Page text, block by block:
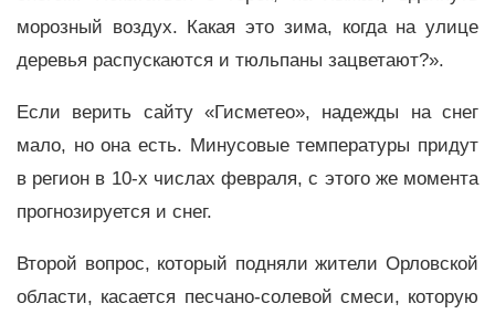
морозный воздух. Какая это зима, когда на улице
деревья распускаются и тюльпаны зацветают?».
Если верить сайту «Гисметео», надежды на снег
мало, но она есть. Минусовые температуры придут
в регион в 10-х числах февраля, с этого же момента
прогнозируется и снег.
Второй вопрос, который подняли жители Орловской
области, касается песчано-солевой смеси, которую